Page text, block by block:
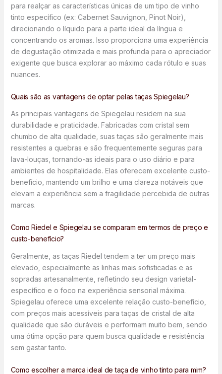
para realçar as características únicas de um tipo de vinho
tinto específico (ex: Cabernet Sauvignon, Pinot Noir),
direcionando o líquido para a parte ideal da língua e
concentrando os aromas. Isso proporciona uma experiência
de degustação otimizada e mais profunda para o apreciador
exigente que busca explorar ao máximo cada rótulo e suas
nuances.
Quais são as vantagens de optar pelas taças Spiegelau?
As principais vantagens de Spiegelau residem na sua
durabilidade e praticidade. Fabricadas com cristal sem
chumbo de alta qualidade, suas taças são geralmente mais
resistentes a quebras e são frequentemente seguras para
lava-louças, tornando-as ideais para o uso diário e para
ambientes de hospitalidade. Elas oferecem excelente custo-
benefício, mantendo um brilho e uma clareza notáveis que
elevam a experiência sem a fragilidade percebida de outras
marcas.
Como Riedel e Spiegelau se comparam em termos de preço e
custo-benefício?
Geralmente, as taças Riedel tendem a ter um preço mais
elevado, especialmente as linhas mais sofisticadas e as
sopradas artesanalmente, refletindo seu design varietal-
específico e o foco na experiência sensorial máxima.
Spiegelau oferece uma excelente relação custo-benefício,
com preços mais acessíveis para taças de cristal de alta
qualidade que são duráveis e performam muito bem, sendo
uma ótima opção para quem busca qualidade e resistência
sem gastar tanto.
Como escolher a marca ideal de taça de vinho tinto para mim?